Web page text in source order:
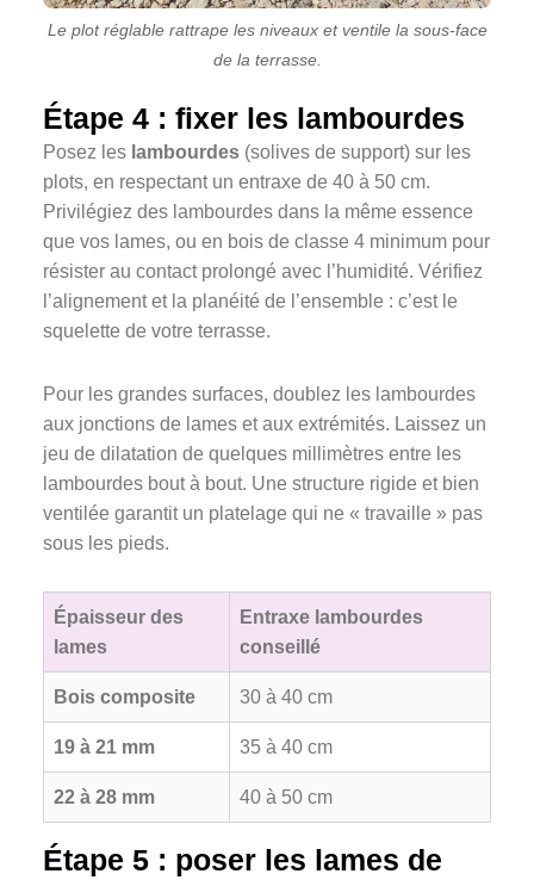
Le plot réglable rattrape les niveaux et ventile la sous-face
de la terrasse.
Étape 4 : fixer les lambourdes
Posez les lambourdes (solives de support) sur les
plots, en respectant un entraxe de 40 à 50 cm.
Privilégiez des lambourdes dans la même essence
que vos lames, ou en bois de classe 4 minimum pour
résister au contact prolongé avec l’humidité. Vérifiez
l’alignement et la planéité de l’ensemble : c’est le
squelette de votre terrasse.
Pour les grandes surfaces, doublez les lambourdes
aux jonctions de lames et aux extrémités. Laissez un
jeu de dilatation de quelques millimètres entre les
lambourdes bout à bout. Une structure rigide et bien
ventilée garantit un platelage qui ne « travaille » pas
sous les pieds.
Épaisseur des
lames
Entraxe lambourdes
conseillé
Bois composite 30 à 40 cm
19 à 21 mm 35 à 40 cm
22 à 28 mm 40 à 50 cm
Étape 5 : poser les lames de